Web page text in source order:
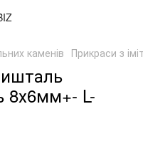
каменів Прикраси з
8х6мм+- L-